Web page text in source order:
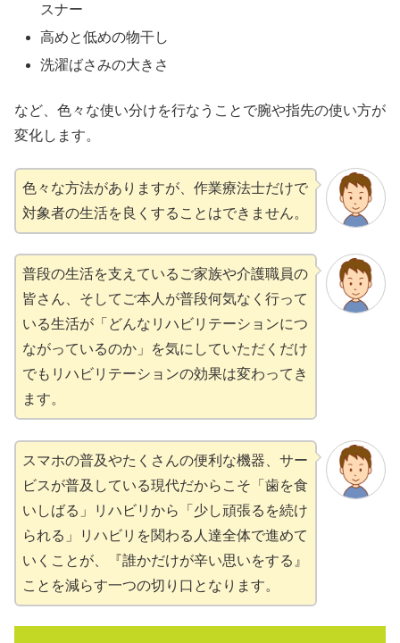
スナー
高めと低めの物干し
洗濯ばさみの大きさ
など、色々な使い分けを行なうことで腕や指先の使い方が
変化します。
色々な方法がありますが、作業療法士だけで
対象者の生活を良くすることはできません。
普段の生活を支えているご家族や介護職員の
皆さん、そしてご本人が普段何気なく行って
いる生活が「どんなリハビリテーションにつ
ながっているのか」を気にしていただくだけ
でもリハビリテーションの効果は変わってき
ます。
スマホの普及やたくさんの便利な機器、サー
ビスが普及している現代だからこそ「歯を食
いしばる」リハビリから「少し頑張るを続け
られる」リハビリを関わる人達全体で進めて
いくことが、『誰かだけが辛い思いをする』
ことを減らす一つの切り口となります。